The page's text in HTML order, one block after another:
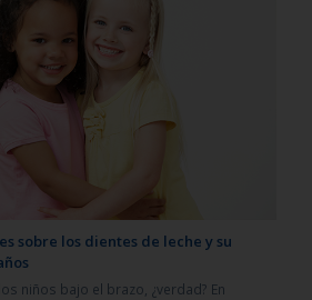
sobre los dientes de leche y su
niños bajo el brazo, ¿verdad? En